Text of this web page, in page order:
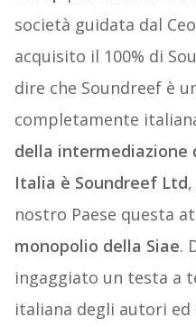
società guidata dal Ceo
acquisito il 100% di
dire che Soundreef è
completamente
della intermediazione
Italia è Soundreef Ltd
nostro Paese questa
monopolio della Siae.
ingaggiato un testa a
italiana degli autori